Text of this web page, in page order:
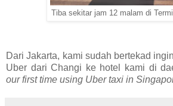
Tiba sekitar jam 12 malam di
Dari Jakarta, kami sudah bertekad
Uber dari Changi ke hotel kami di
our first time using Uber taxi in